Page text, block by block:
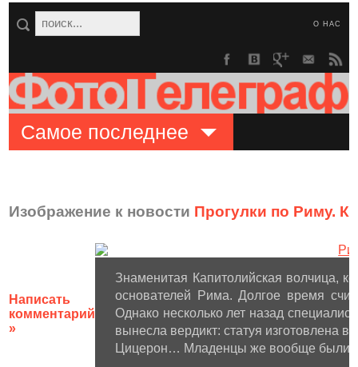
О НАС
Самое последнее
Изображение к новости Прогулки по Риму.
Написать
комментарий
»
Знаменитая Капитолийская волчица,
основателей Рима. Долгое время
Однако несколько лет назад
вынесла вердикт: статуя изготовлена
Цицерон… Младенцы же вообще были